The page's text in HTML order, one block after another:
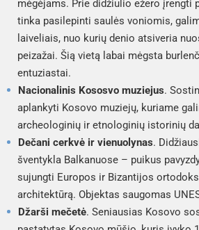
mėgėjams. Prie didžiulio ežero įrengti
tinka pasilepinti saulės voniomis,
laiveliais, nuo kurių denio atsiveria
peizažai. Šią vietą labai mėgsta
entuziastai.
Nacionalinis Kososvo muziejus.
aplankyti Kosovo muziejų, kuriame
archeologinių ir etnologinių istorinių
Dečani cerkvė ir vienuolynas.
šventykla Balkanuose – puikus
sujungti Europos ir Bizantijos
architektūrą. Objektas saugomas
Džarši mečetė. Seniausias Kosovo